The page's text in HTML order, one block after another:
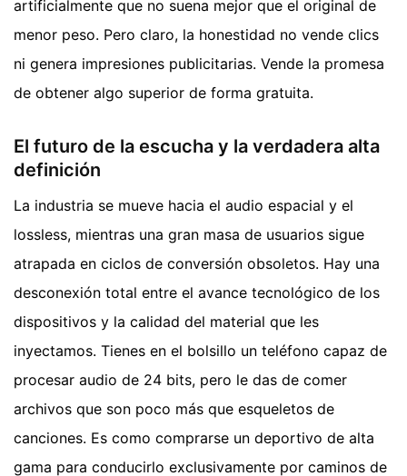
artificialmente que no suena mejor que el original de
menor peso. Pero claro, la honestidad no vende clics
ni genera impresiones publicitarias. Vende la promesa
de obtener algo superior de forma gratuita.
El futuro de la escucha y la verdadera alta
definición
La industria se mueve hacia el audio espacial y el
lossless, mientras una gran masa de usuarios sigue
atrapada en ciclos de conversión obsoletos. Hay una
desconexión total entre el avance tecnológico de los
dispositivos y la calidad del material que les
inyectamos. Tienes en el bolsillo un teléfono capaz de
procesar audio de 24 bits, pero le das de comer
archivos que son poco más que esqueletos de
canciones. Es como comprarse un deportivo de alta
gama para conducirlo exclusivamente por caminos de